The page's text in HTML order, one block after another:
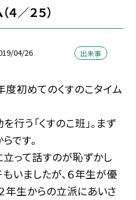
／２５）
04/26 出来事
初めてのくすのこタイム
う「くすのこ班」。まず
です。
って話すのが恥ずかし
いましたが、６年生が優
年生からの立派にあいさ